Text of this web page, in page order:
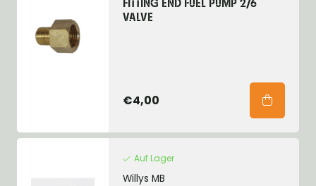
FITTING END FUEL PUMP 2/6
VALVE
€4,00
Auf Lager
Willys MB